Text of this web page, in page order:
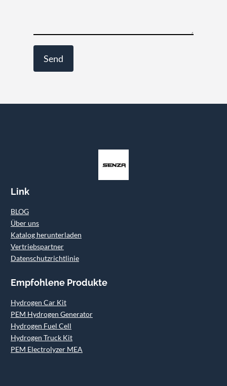
Link
BLOG
Über uns
Katalog herunterladen
Vertriebspartner
Datenschutzrichtlinie
Empfohlene Produkte
Hydrogen Car Kit
PEM Hydrogen Generator
Hydrogen Fuel Cell
Hydrogen Truck Kit
PEM Electrolyzer MEA